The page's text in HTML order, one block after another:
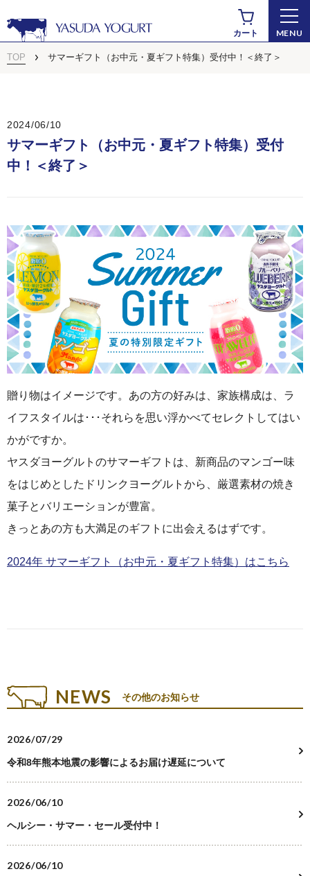
カート MENU
商品から探す
ドリンクヨーグルト
ヨーグルト
ーグルト
乳製品（バター・チー
用途・目的から探す
ギフト・詰め合わせ
プチギフト
TOP サマーギフト（お中元・夏ギフト特集）受付中！＜終了＞
2024/06/10
サマーギフト（お中元・夏ギフト特集）受付
中！＜終了＞
贈り物はイメージです。あの方の好みは、家族構成は、ラ
イフスタイルは･･･それらを思い浮かべてセレクトしてはい
かがですか。
ヤスダヨーグルトのサマーギフトは、新商品のマンゴー味
をはじめとしたドリンクヨーグルトから、厳選素材の焼き
菓子とバリエーションが豊富。
きっとあの方も大満足のギフトに出会えるはずです。
2024年 サマーギフト（お中元・夏ギフト特集）はこちら
NEWS その他のお知らせ
2026/07/29
令和8年熊本地震の影響によるお届け遅延について
2026/06/10
ヘルシー・サマー・セール受付中！
2026/06/10